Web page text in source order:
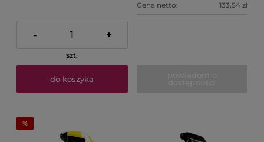
- +
szt.
do koszyka
Cena netto: 133,54 zł